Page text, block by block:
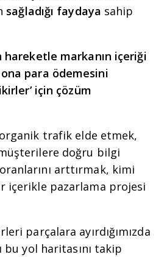
sağladığı faydaya sahip
markanın içeriği
para ödemesini
için çözüm
trafik elde etmek,
doğru bilgi
arttırmak, kimi
içerikle pazarlama projesi
parçalara ayırdığımızda
bu yol haritasını takip